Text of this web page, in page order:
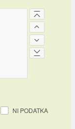
NI PODATKA